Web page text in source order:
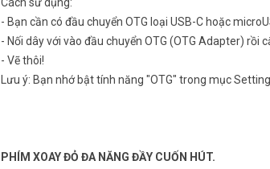
- Bạn cần có đầu chuyển OTG loại USB-C hoặc
- Nối dây với vào đầu chuyển OTG (OTG Adapter) rồi
- Vẽ thôi!
Lưu ý: Bạn nhớ bật tính năng "OTG" trong mục
PHÍM XOAY ĐỎ ĐA NĂNG ĐẦY CUỐN HÚT.